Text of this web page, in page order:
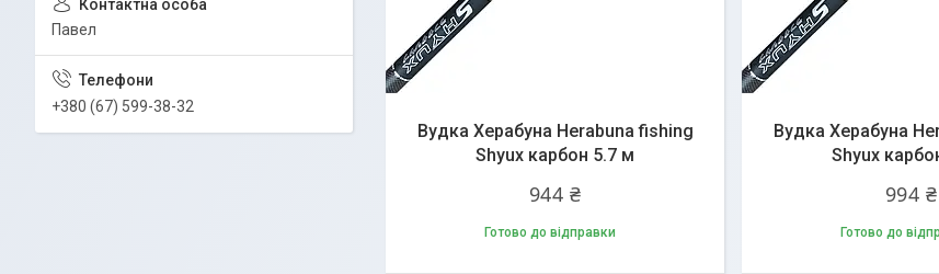
Вудка Херабуна Herabuna fishing
Shyux карбон 5.7 м
944 ₴
Готово до відправки
Вудка Херабуна
Shyux
994 ₴
Готово до
Павел
+380 (67) 599-38-32